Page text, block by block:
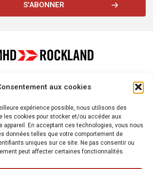
aux cookies
expérience possible, nous utilisons des
les cookies pour stocker et/ou accéder aux
appareil. En acceptant ces technologies, vous nous
données telles que votre comportement de
uniques sur ce site. Ne pas consentir ou
peut affecter certaines fonctionnalités.
S’ABONNER
ROCKLAND. Tous droits réservés.